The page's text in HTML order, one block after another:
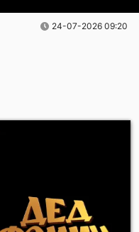
24-07-2026 09:20
Отправить!